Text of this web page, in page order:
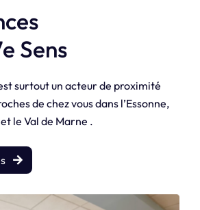
Sens
surtout un acteur de proximité
de chez vous dans l’Essonne,
le Val de Marne .